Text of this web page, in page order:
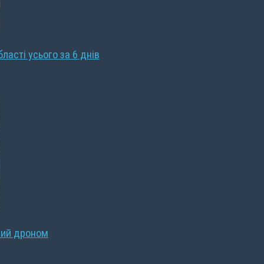
усього за 6 днів
дроном